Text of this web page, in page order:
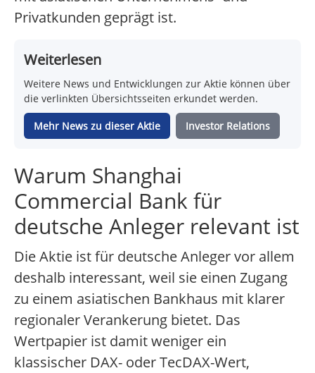
Privatkunden geprägt ist.
Weiterlesen
Weitere News und Entwicklungen zur Aktie können über
die verlinkten Übersichtsseiten erkundet werden.
Mehr News zu dieser Aktie Investor Relations
Warum Shanghai
Commercial Bank für
deutsche Anleger relevant ist
Die Aktie ist für deutsche Anleger vor allem
deshalb interessant, weil sie einen Zugang
zu einem asiatischen Bankhaus mit klarer
regionaler Verankerung bietet. Das
Wertpapier ist damit weniger ein
klassischer DAX- oder TecDAX-Wert,